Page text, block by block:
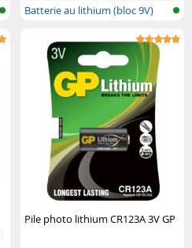
Batterie au lithium (bloc 9V)
Pile photo lithium CR123A 3V GP